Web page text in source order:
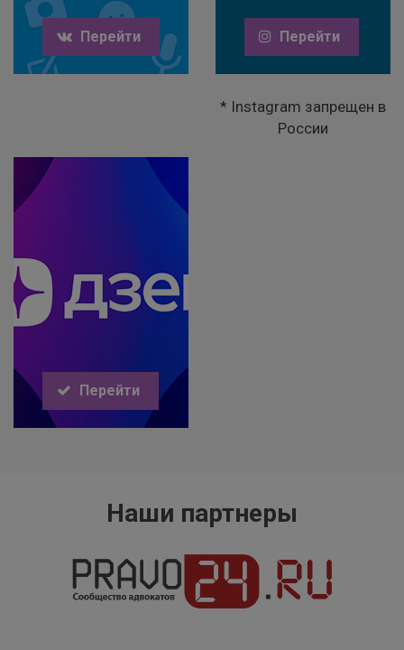
Перейти Перейти
* Instagram запрещен в
России
Перейти
Наши партнеры